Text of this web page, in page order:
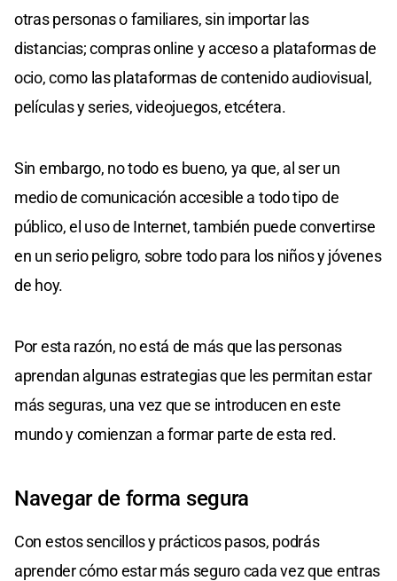
otras personas o familiares, sin importar las
distancias; compras online y acceso a plataformas de
ocio, como las plataformas de contenido audiovisual,
películas y series, videojuegos, etcétera.
Sin embargo, no todo es bueno, ya que, al ser un
medio de comunicación accesible a todo tipo de
público, el uso de Internet, también puede convertirse
en un serio peligro, sobre todo para los niños y jóvenes
de hoy.
Por esta razón, no está de más que las personas
aprendan algunas estrategias que les permitan estar
más seguras, una vez que se introducen en este
mundo y comienzan a formar parte de esta red.
Navegar de forma segura
Con estos sencillos y prácticos pasos, podrás
aprender cómo estar más seguro cada vez que entras